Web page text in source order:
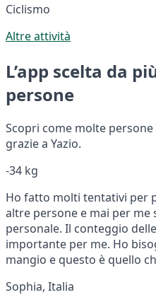
Ciclismo
Altre attività
L’app scelta da
persone
Scopri come molte
grazie a Yazio.
-34 kg
Ho fatto molti tentativi per
altre persone e mai per me
personale. Il conteggio
importante per me. Ho
mangio e questo è quello
Sophia, Italia